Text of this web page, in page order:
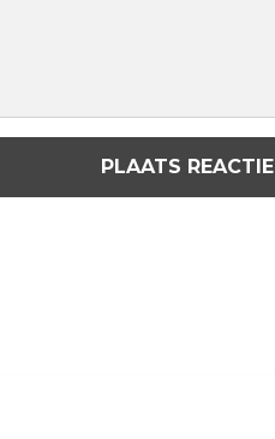
PLAATS REACTIE